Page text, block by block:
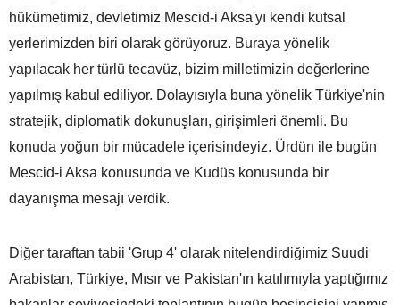
hükümetimiz, devletimiz Mescid-i Aksa'yı kendi kutsal
yerlerimizden biri olarak görüyoruz. Buraya yönelik
yapılacak her türlü tecavüz, bizim milletimizin değerlerine
yapılmış kabul ediliyor. Dolayısıyla buna yönelik Türkiye'nin
stratejik, diplomatik dokunuşları, girişimleri önemli. Bu
konuda yoğun bir mücadele içerisindeyiz. Ürdün ile bugün
Mescid-i Aksa konusunda ve Kudüs konusunda bir
dayanışma mesajı verdik.
Diğer taraftan tabii 'Grup 4' olarak nitelendirdiğimiz Suudi
Arabistan, Türkiye, Mısır ve Pakistan'ın katılımıyla yaptığımız